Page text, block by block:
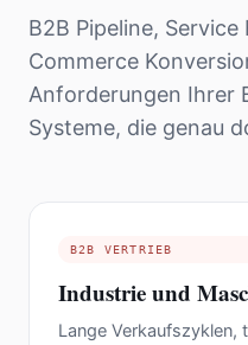
B2B Pipeline,
Commerce
Anforderungen Ihrer
Systeme, die genau
B2B VERTRIEB
Industrie und
Lange Verkaufszyklen,